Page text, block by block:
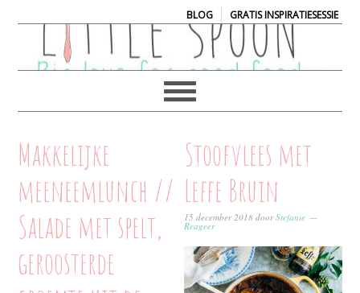
BLOG| GRATIS INSPIRATIESESSIE
Makkelijke
meeneemlunch //
Salade met spelt,
geroosterde
Stoofvlees met
Leffe Bruin
15 december 2018 doorStefanie
Reageer